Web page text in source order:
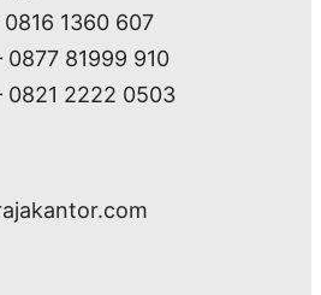
1360 607
0877 81999 910
0821 2222 0503